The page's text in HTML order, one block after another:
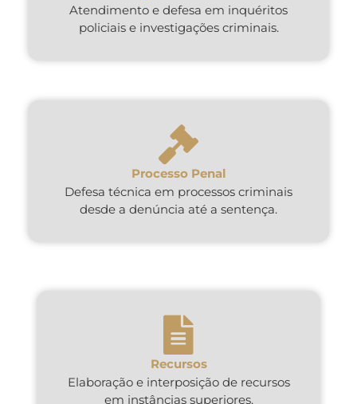
Atendimento e defesa em inquéritos
policiais e investigações criminais.
Processo Penal
Defesa técnica em processos criminais
desde a denúncia até a sentença.
Recursos
Elaboração e interposição de recursos
em instâncias superiores.